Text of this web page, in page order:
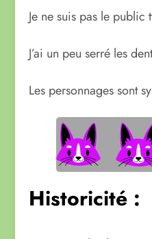
Je ne suis pas le public
J’ai un peu serré les
Les personnages sont
Historicité :